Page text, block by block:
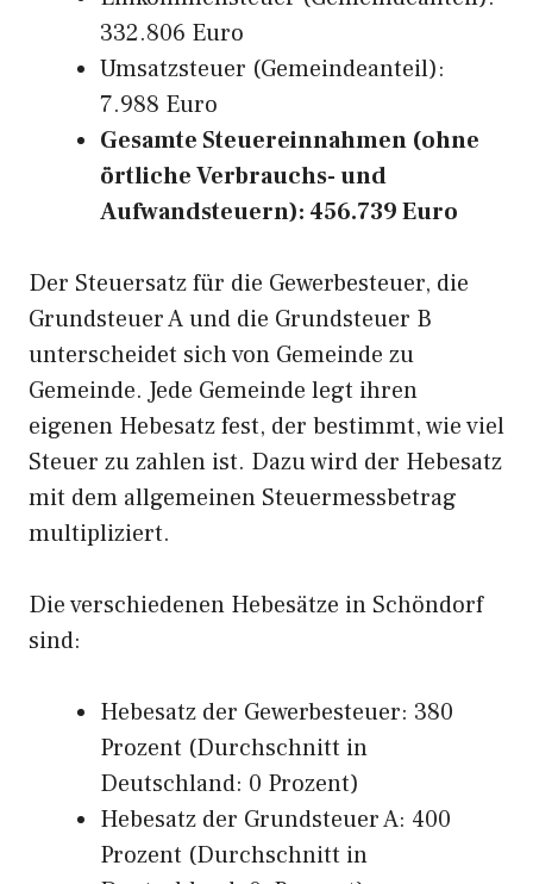
332.806 Euro
Umsatzsteuer (Gemeindeanteil):
7.988 Euro
Gesamte Steuereinnahmen (ohne
örtliche Verbrauchs- und
Aufwandsteuern): 456.739 Euro
Der Steuersatz für die Gewerbesteuer, die
Grundsteuer A und die Grundsteuer B
unterscheidet sich von Gemeinde zu
Gemeinde. Jede Gemeinde legt ihren
eigenen Hebesatz fest, der bestimmt, wie viel
Steuer zu zahlen ist. Dazu wird der Hebesatz
mit dem allgemeinen Steuermessbetrag
multipliziert.
Die verschiedenen Hebesätze in Schöndorf
sind:
Hebesatz der Gewerbesteuer: 380
Prozent (Durchschnitt in
Deutschland: 0 Prozent)
Hebesatz der Grundsteuer A: 400
Prozent (Durchschnitt in